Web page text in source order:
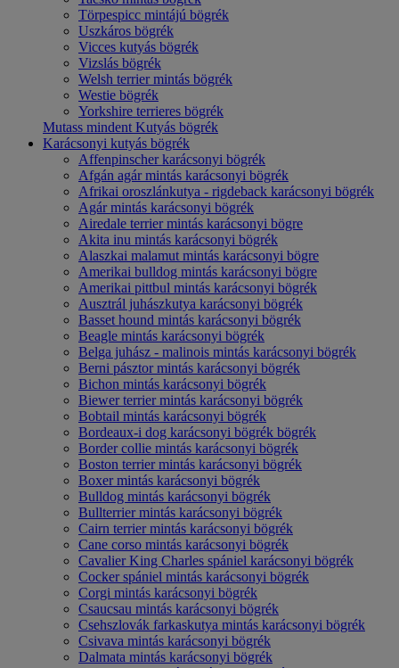
Törpespicc mintájú bögrék
Uszkáros bögrék
Vicces kutyás bögrék
Vizslás bögrék
Welsh terrier mintás bögrék
Westie bögrék
Yorkshire terrieres bögrék
Mutass mindent Kutyás bögrék
Karácsonyi kutyás bögrék
Affenpinscher karácsonyi bögrék
Afgán agár mintás karácsonyi bögrék
Afrikai oroszlánkutya - rigdeback karácsonyi bögrék
Agár mintás karácsonyi bögrék
Airedale terrier mintás karácsonyi bögre
Akita inu mintás karácsonyi bögrék
Alaszkai malamut mintás karácsonyi bögre
Amerikai bulldog mintás karácsonyi bögre
Amerikai pittbul mintás karácsonyi bögrék
Ausztrál juhászkutya karácsonyi bögrék
Basset hound mintás karácsonyi bögrék
Beagle mintás karácsonyi bögrék
Belga juhász - malinois mintás karácsonyi bögrék
Berni pásztor mintás karácsonyi bögrék
Bichon mintás karácsonyi bögrék
Biewer terrier mintás karácsonyi bögrék
Bobtail mintás karácsonyi bögrék
Bordeaux-i dog karácsonyi bögrék bögrék
Border collie mintás karácsonyi bögrék
Boston terrier mintás karácsonyi bögrék
Boxer mintás karácsonyi bögrék
Bulldog mintás karácsonyi bögrék
Bullterrier mintás karácsonyi bögrék
Cairn terrier mintás karácsonyi bögrék
Cane corso mintás karácsonyi bögrék
Cavalier King Charles spániel karácsonyi bögrék
Cocker spániel mintás karácsonyi bögrék
Corgi mintás karácsonyi bögrék
Csaucsau mintás karácsonyi bögrék
Csehszlovák farkaskutya mintás karácsonyi bögrék
Csivava mintás karácsonyi bögrék
Dalmata mintás karácsonyi bögrék